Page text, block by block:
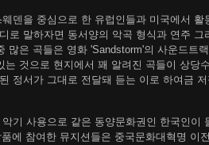
덴을 중심으로 한 유럽인들과 미국에서 활
로 말하자면 동서양의 악곡 형식과 연주 그
은 곡들은 영화 'Sandstorm'의 사운드트
것으로 현지에서 꽤 알려진 곡들이 상당
정서가 그대로 전달돼 듣는 이로 하여금
기 사용으로 같은 동양문화권인 한국인이
에 참여한 뮤지션들은 중국문화대혁명 이